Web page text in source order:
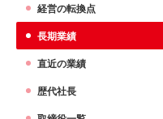
経営の転換点
長期業績
直近の業績
歴代社長